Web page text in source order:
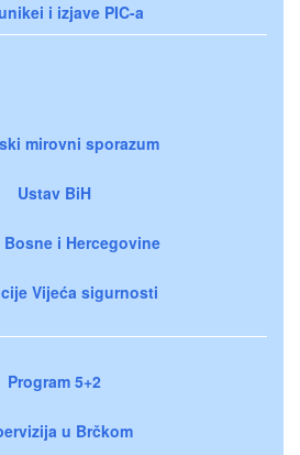
i izjave PIC-a
mirovni sporazum
Ustav BiH
i Hercegovine
Vijeća sigurnosti
Program 5+2
u Brčkom